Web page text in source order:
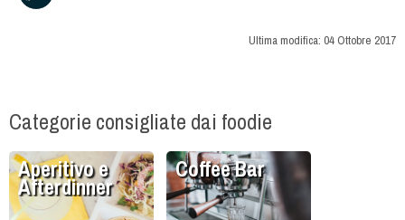
Ultima modifica: 04 Ottobre 2017
Categorie consigliate dai foodie
Aperitivo e
Afterdinner
Coffee Bar